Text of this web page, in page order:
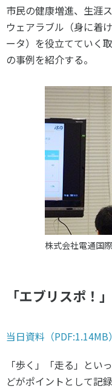
スポーツ政策・予算
健康とスポーツ
自治体との連携
各教育機関との連携
スポーツ振興団体と
【動画】スポーツで
SPORT POLICY
スポーツ 歴史の検証
市民の健康増進、生涯
ウェアラブル（身に着
ータ）を役立てていく
の事例を紹介する。
株式会社電通国
「エブリスポ！
当日資料（PDF:1.14MB）
「歩く」「走る」とい
どがポイントとして記